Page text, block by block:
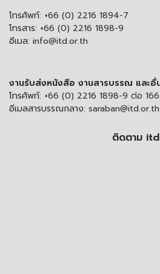
โทรศัพท์: +66 (0) 2216 1894-7
โทรสาร: +66 (0) 2216 1898-9
อีเมล: info@itd.or.th
งานรับส่งหนังสือ งานสารบรรณ และอื่
โทรศัพท์: +66 (0) 2216 1898-9 ต่อ
อีเมลสารบรรณกลาง: saraban@itd.or.th
ติดตาม itd